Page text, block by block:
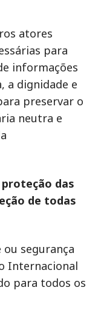
atores
para
informações
a dignidade e
preservar o
neutra e
das
de todas
ou segurança
Internacional
para todos os